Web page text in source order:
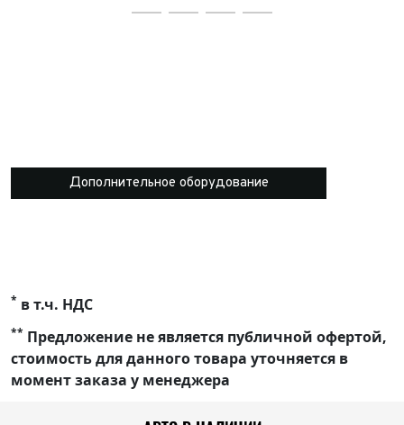
Дополнительное оборудование
* в т.ч. НДС
** Предложение не является публичной офертой,
стоимость для данного товара уточняется в
момент заказа у менеджера